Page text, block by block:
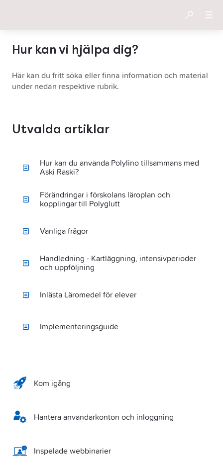
Hur kan vi hjälpa dig?
Här kan du fritt söka eller finna information och material
under nedan respektive rubrik.
Utvalda artiklar
Hur kan du använda Polylino tillsammans med
Aski Raski?
Förändringar i förskolans läroplan och
kopplingar till Polyglutt
Vanliga frågor
Handledning - Kartläggning, intensivperioder
och uppföljning
Inlästa Läromedel för elever
Implementeringsguide
Kom igång
Hantera användarkonton och inloggning
Inspelade webbinarier